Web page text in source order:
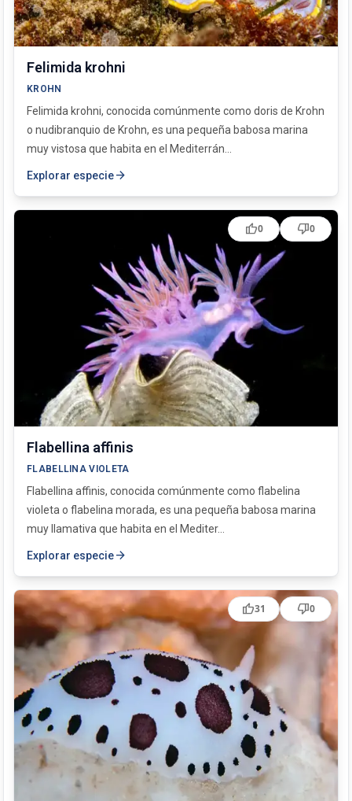
Felimida krohni
KROHN
Felimida krohni, conocida comúnmente como doris de Krohn
o nudibranquio de Krohn, es una pequeña babosa marina
muy vistosa que habita en el Mediterrán...
Explorar especiearrow_forward
Flabellina affinis
FLABELLINA VIOLETA
Flabellina affinis, conocida comúnmente como flabelina
violeta o flabelina morada, es una pequeña babosa marina
muy llamativa que habita en el Mediter...
Explorar especiearrow_forward
thumb_up0 thumb_down0
thumb_up31 thumb_down0